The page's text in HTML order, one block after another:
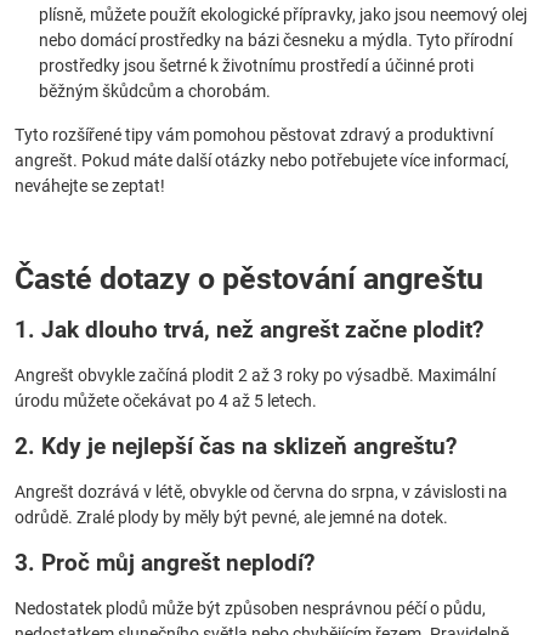
plísně, můžete použít ekologické přípravky, jako jsou neemový olej
nebo domácí prostředky na bázi česneku a mýdla. Tyto přírodní
prostředky jsou šetrné k životnímu prostředí a účinné proti
běžným škůdcům a chorobám.
Tyto rozšířené tipy vám pomohou pěstovat zdravý a produktivní
angrešt. Pokud máte další otázky nebo potřebujete více informací,
neváhejte se zeptat!
Časté dotazy o pěstování angreštu
1. Jak dlouho trvá, než angrešt začne plodit?
Angrešt obvykle začíná plodit 2 až 3 roky po výsadbě. Maximální
úrodu můžete očekávat po 4 až 5 letech.
2. Kdy je nejlepší čas na sklizeň angreštu?
Angrešt dozrává v létě, obvykle od června do srpna, v závislosti na
odrůdě. Zralé plody by měly být pevné, ale jemné na dotek.
3. Proč můj angrešt neplodí?
Nedostatek plodů může být způsoben nesprávnou péčí o půdu,